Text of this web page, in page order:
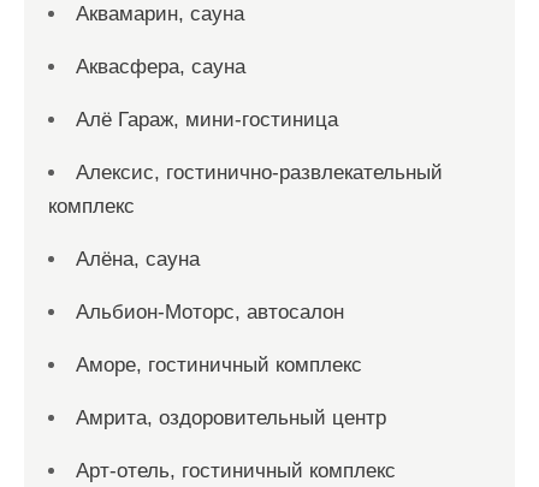
Аквамарин, сауна
Аквасфера, сауна
Алё Гараж, мини-гостиница
Алексис, гостинично-развлекательный
комплекс
Алёна, сауна
Альбион-Моторс, автосалон
Аморе, гостиничный комплекс
Амрита, оздоровительный центр
Арт-отель, гостиничный комплекс